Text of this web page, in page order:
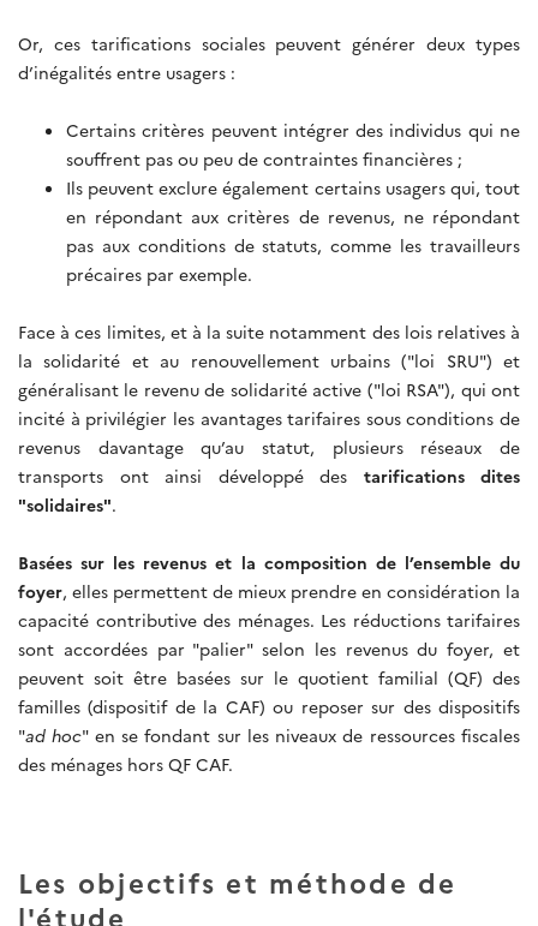
Or, ces tarifications sociales peuvent générer deux types
d’inégalités entre usagers :
Certains critères peuvent intégrer des individus qui ne
souffrent pas ou peu de contraintes financières ;
Ils peuvent exclure également certains usagers qui, tout
en répondant aux critères de revenus, ne répondant
pas aux conditions de statuts, comme les travailleurs
précaires par exemple.
Face à ces limites, et à la suite notamment des lois relatives à
la solidarité et au renouvellement urbains ("loi SRU") et
généralisant le revenu de solidarité active ("loi RSA"), qui ont
incité à privilégier les avantages tarifaires sous conditions de
revenus davantage qu’au statut, plusieurs réseaux de
transports ont ainsi développé des tarifications dites
"solidaires".
Basées sur les revenus et la composition de l’ensemble du
foyer, elles permettent de mieux prendre en considération la
capacité contributive des ménages. Les réductions tarifaires
sont accordées par "palier" selon les revenus du foyer, et
peuvent soit être basées sur le quotient familial (QF) des
familles (dispositif de la CAF) ou reposer sur des dispositifs
"ad hoc" en se fondant sur les niveaux de ressources fiscales
des ménages hors QF CAF.
Les objectifs et méthode de
l'étude